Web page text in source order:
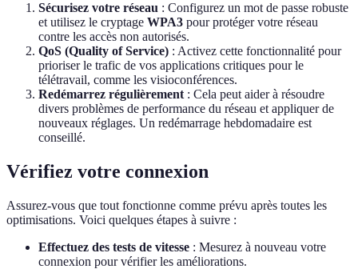
Sécurisez votre réseau : Configurez un mot de passe robuste
et utilisez le cryptage WPA3 pour protéger votre réseau
contre les accès non autorisés.
QoS (Quality of Service) : Activez cette fonctionnalité pour
prioriser le trafic de vos applications critiques pour le
télétravail, comme les visioconférences.
Redémarrez régulièrement : Cela peut aider à résoudre
divers problèmes de performance du réseau et appliquer de
nouveaux réglages. Un redémarrage hebdomadaire est
conseillé.
Vérifiez votre connexion
Assurez-vous que tout fonctionne comme prévu après toutes les
optimisations. Voici quelques étapes à suivre :
Effectuez des tests de vitesse : Mesurez à nouveau votre
connexion pour vérifier les améliorations.